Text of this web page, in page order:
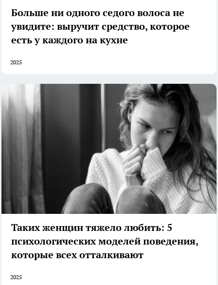
Больше ни одного седого волоса не
увидите: выручит средство, которое
есть у каждого на кухне
2025
Таких женщин тяжело любить: 5
психологических моделей поведения,
которые всех отталкивают
2025